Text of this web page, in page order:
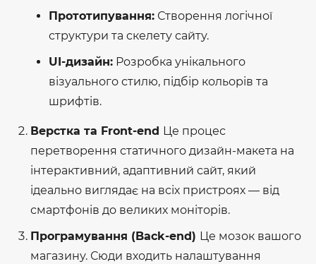
Прототипування: Створення логічної
структури та скелету сайту.
UI-дизайн: Розробка унікального
візуального стилю, підбір кольорів та
шрифтів.
Верстка та Front-end Це процес
перетворення статичного дизайн-макета на
інтерактивний, адаптивний сайт, який
ідеально виглядає на всіх пристроях — від
смартфонів до великих моніторів.
Програмування (Back-end) Це мозок вашого
магазину. Сюди входить налаштування